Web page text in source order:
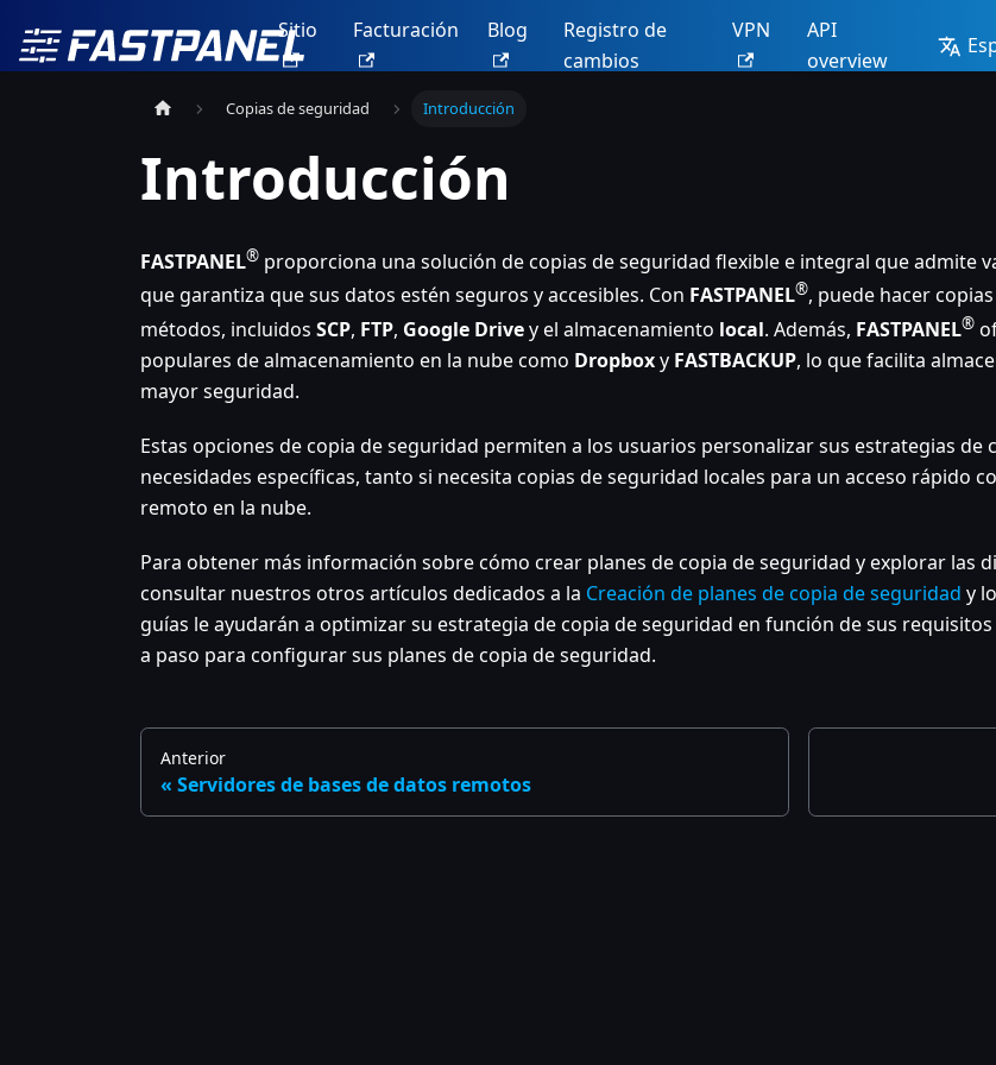
Sitio Facturación Blog
Registro de
cambios
VPN
API
overview
Copias de seguridad Introducción
Introducción
FASTPANEL® proporciona una solución de copias de seguridad flexible e integral que admite
que garantiza que sus datos estén seguros y accesibles. Con FASTPANEL®, puede hacer
métodos, incluidos SCP, FTP, Google Drivey el almacenamiento local. Además, FASTPANEL®
populares de almacenamiento en la nube como Dropboxy FASTBACKUP, lo que facilita
mayor seguridad.
Estas opciones de copia de seguridad permiten a los usuarios personalizar sus estrategias de
necesidades específicas, tanto si necesita copias de seguridad locales para un acceso rápido
remoto en la nube.
Para obtener más información sobre cómo crear planes de copia de seguridad y explorar las
consultar nuestros otros artículos dedicados a la Creación de planes de copia de seguridad y
guías le ayudarán a optimizar su estrategia de copia de seguridad en función de sus
a paso para configurar sus planes de copia de seguridad.
Anterior
Servidores de bases de datos remotos